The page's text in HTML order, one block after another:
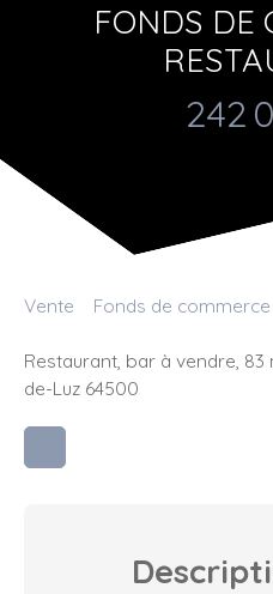
FONDS DE
242
Vente Fonds de commerce
Restaurant, bar à vendre, 83
de-Luz 64500